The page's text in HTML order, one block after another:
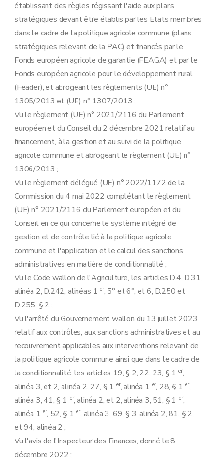
Art. 17
Art. 18
Section 5
( Dispositions spécifiques en matière de conditionnalité sociale- AM du 11 septembre 2025, art. 1
Art. 18/1
Art. 18/2
Chapitre 3
Art. 19
Annexe 1ère
Annexe 1ère/1
Annexe 2
Annexe 3
établissant des règles régissant l'aide aux plans
stratégiques devant être établis par les Etats membres
dans le cadre de la politique agricole commune (plans
stratégiques relevant de la PAC) et financés par le
Fonds européen agricole de garantie (FEAGA) et par le
Fonds européen agricole pour le développement rural
(Feader), et abrogeant les règlements (UE) n°
1305/2013 et (UE) n° 1307/2013 ;
Vu le règlement (UE) n° 2021/2116 du Parlement
européen et du Conseil du 2 décembre 2021 relatif au
financement, à la gestion et au suivi de la politique
agricole commune et abrogeant le règlement (UE) n°
1306/2013 ;
Vu le règlement délégué (UE) n° 2022/1172 de la
Commission du 4 mai 2022 complétant le règlement
(UE) n° 2021/2116 du Parlement européen et du
Conseil en ce qui concerne le système intégré de
gestion et de contrôle lié à la politique agricole
commune et l'application et le calcul des sanctions
administratives en matière de conditionnalité ;
Vu le Code wallon de l'Agriculture, les articles D.4, D.31,
alinéa 2, D.242, alinéas 1 er, 5° et 6°, et 6, D.250 et
D.255, § 2 ;
Vu l'arrêté du Gouvernement wallon du 13 juillet 2023
relatif aux contrôles, aux sanctions administratives et au
recouvrement applicables aux interventions relevant de
la politique agricole commune ainsi que dans le cadre de
la conditionnalité, les articles 19, § 2, 22, 23, § 1 er,
alinéa 3, et 2, alinéa 2, 27, § 1 er, alinéa 1 er, 28, § 1 er,
alinéa 3, 41, § 1 er, alinéa 2, et 2, alinéa 3, 51, § 1 er,
alinéa 1 er, 52, § 1 er, alinéa 3, 69, § 3, alinéa 2, 81, § 2,
et 94, alinéa 2 ;
Vu l'avis de l'Inspecteur des Finances, donné le 8
décembre 2022 ;